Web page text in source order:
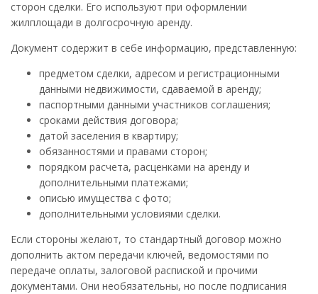
сторон сделки. Его используют при оформлении
жилплощади в долгосрочную аренду.
Документ содержит в себе информацию, представленную:
предметом сделки, адресом и регистрационными
данными недвижимости, сдаваемой в аренду;
паспортными данными участников соглашения;
сроками действия договора;
датой заселения в квартиру;
обязанностями и правами сторон;
порядком расчета, расценками на аренду и
дополнительными платежами;
описью имущества с фото;
дополнительными условиями сделки.
Если стороны желают, то стандартный договор можно
дополнить актом передачи ключей, ведомостями по
передаче оплаты, залоговой распиской и прочими
документами. Они необязательны, но после подписания